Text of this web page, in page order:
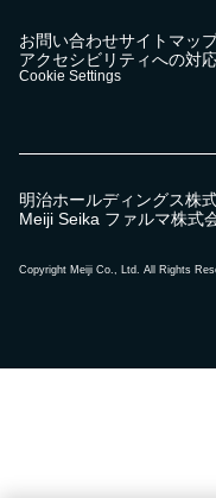
お問い合わせサイトマッ
アクセシビリティへの対
Cookie Settings
明治ホールディングス株
Meiji Seika ファルマ株式
Copyright Meiji Co., Ltd. All Rights